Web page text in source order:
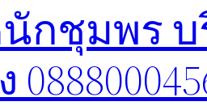
กชุมพร